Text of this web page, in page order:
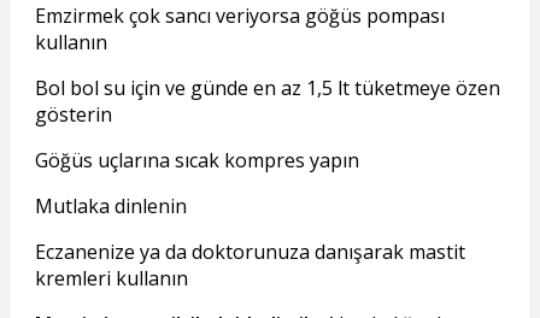
Emzirmek çok sancı veriyorsa göğüs pompası
kullanın
Bol bol su için ve günde en az 1,5 lt tüketmeye özen
gösterin
Göğüs uçlarına sıcak kompres yapın
Mutlaka dinlenin
Eczanenize ya da doktorunuza danışarak mastit
kremleri kullanın